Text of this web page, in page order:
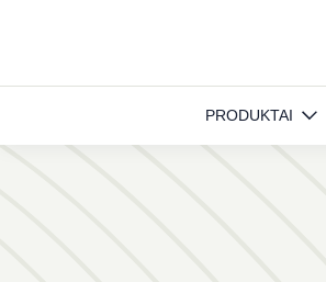
PRODUKTAI